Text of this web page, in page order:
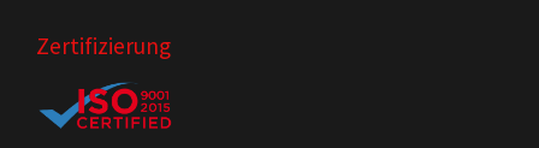
Zertifizierung